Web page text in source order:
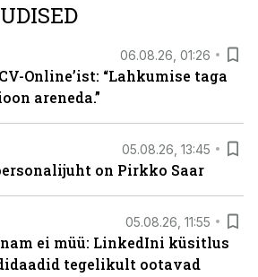
06.08.26, 01:26
Online’ist: “Lahkumise taga
areneda.”
05.08.26, 13:45
on Pirkko Saar
05.08.26, 11:55
ei müü: LinkedIni küsitlus
tegelikult ootavad